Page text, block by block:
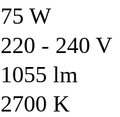
75 W
220 - 240 V
1055 lm
2700 K